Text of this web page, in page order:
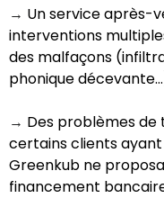
→ Un service après-
interventions
des malfaçons
phonique
→ Des problèmes
certains clients
Greenkub ne
financement